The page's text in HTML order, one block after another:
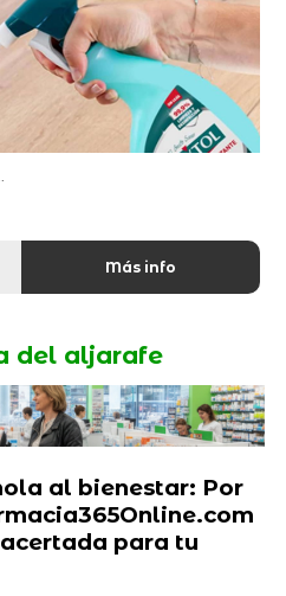
Más info
del aljarafe
al bienestar: Por
para tu